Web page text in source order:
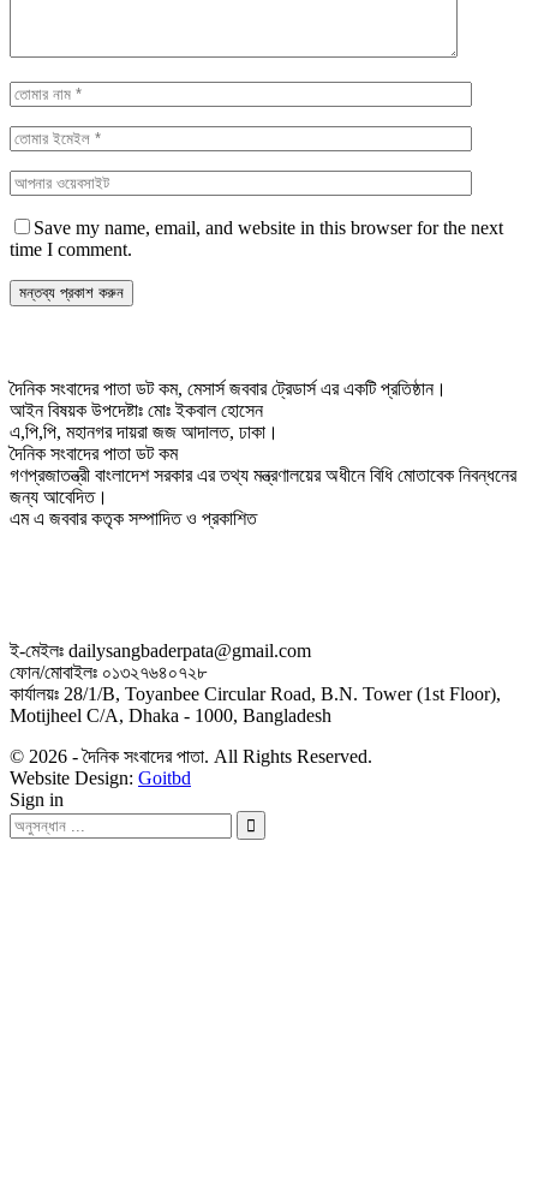
Save my name, email, and website in this browser for the next
time I comment.
দৈনিক সংবাদের পাতা ডট কম, মেসার্স জববার ট্রেডার্স এর একটি প্রতিষ্ঠান।
আইন বিষয়ক উপদেষ্টাঃ মোঃ ইকবাল হোসেন
এ,পি,পি, মহানগর দায়রা জজ আদালত, ঢাকা।
দৈনিক সংবাদের পাতা ডট কম
গণপ্রজাতন্ত্রী বাংলাদেশ সরকার এর তথ্য মন্ত্রণালয়ের অধীনে বিধি মোতাবেক নিবন্ধনের
জন্য আবেদিত।
এম এ জববার কতৃক সম্পাদিত ও প্রকাশিত
ই-মেইলঃ dailysangbaderpata@gmail.com
ফোন/মোবাইলঃ ০১৩২৭৬৪০৭২৮
কার্যালয়ঃ 28/1/B, Toyanbee Circular Road, B.N. Tower (1st Floor),
Motijheel C/A, Dhaka - 1000, Bangladesh
© 2026 - দৈনিক সংবাদের পাতা. All Rights Reserved.
Website Design: Goitbd
Sign in